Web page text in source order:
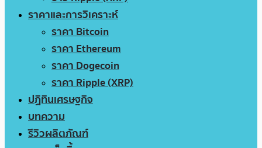
ราคาและการวิเคราะห์
ราคา Bitcoin
ราคา Ethereum
ราคา Dogecoin
ราคา Ripple (XRP)
ปฏิทินเศรษฐกิจ
บทความ
รีวิวผลิตภัณฑ์